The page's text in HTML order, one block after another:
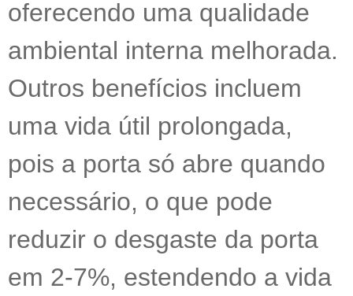
oferecendo uma qualidade
ambiental interna melhorada.
Outros benefícios incluem
uma vida útil prolongada,
pois a porta só abre quando
necessário, o que pode
reduzir o desgaste da porta
em 2-7%, estendendo a vida